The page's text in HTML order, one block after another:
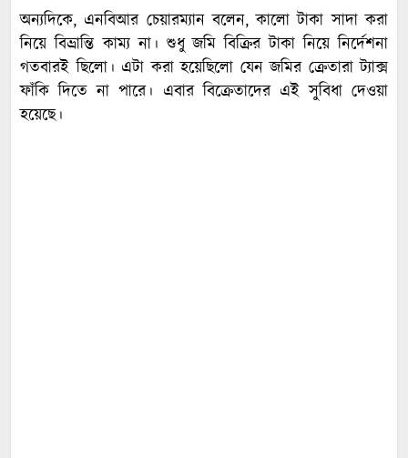
অন্যদিকে, এনবিআর চেয়ারম্যান বলেন, কালো টাকা সাদা করা
নিয়ে বিভ্রান্তি কাম্য না। শুধু জমি বিক্রির টাকা নিয়ে নির্দেশনা
গতবারই ছিলো। এটা করা হয়েছিলো যেন জমির ক্রেতারা ট্যাক্স
ফাঁকি দিতে না পারে। এবার বিক্রেতাদের এই সুবিধা দেওয়া
হয়েছে।